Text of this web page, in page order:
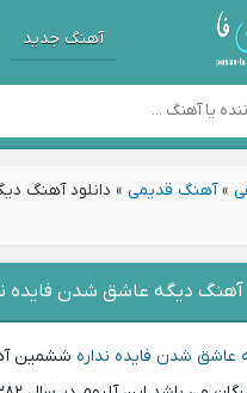
آهنگ جدید
»آهنگ قدیمی» دانلود آهنگ
آهنگ دیگه عاشق شدن فایده
عاشق شدن فایده نداره ششمین